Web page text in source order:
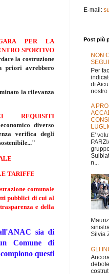
PER LA
SPORTIVO
la costruzione
priori avrebbero
la rilevanza
REQUISITI
diverso
verifica degli
TARIFFE
comunale
pubblici di cui al
e della
sia di
Comune di
questi
E-mail:
Post più
NON
Per
di
nostro
A
E'
n...
Silvia
GLI